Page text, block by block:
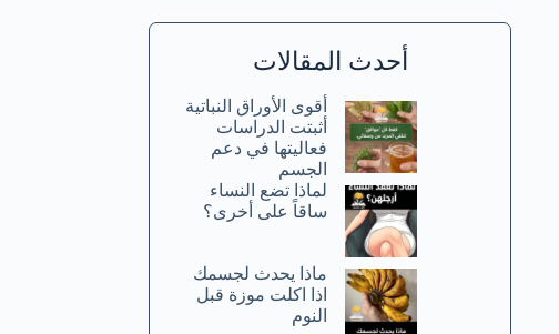
أحدث المقالات
أقوى الأوراق النباتية
أثبتت الدراسات
فعاليتها في دعم
الجسم
لماذا تضع النساء
ساقاً على أخرى؟
ماذا يحدث لجسمك
اذا اكلت موزة قبل
النوم